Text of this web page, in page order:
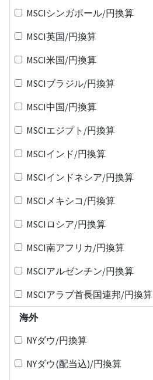
MSCIシンガポール/円換算
MSCI英国/円換算
MSCI米国/円換算
MSCIブラジル/円換算
MSCI中国/円換算
MSCIエジプト/円換算
MSCIインド/円換算
MSCIインドネシア/円換算
MSCIメキシコ/円換算
MSCIロシア/円換算
MSCI南アフリカ/円換算
MSCIアルゼンチン/円換算
MSCIアラブ首長国連邦/円換算
海外
NYダウ/円換算
NYダウ(配当込)/円換算